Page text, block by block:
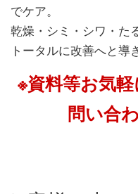
でケア。
乾燥・シミ・シワ・た
トータルに改善へと導
※資料等お気
問い合